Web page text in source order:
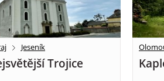
Jeseník
Trojice